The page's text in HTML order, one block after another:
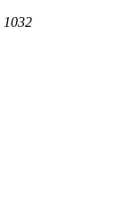
1032